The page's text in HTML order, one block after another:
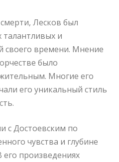
Лесков был
и
своего времени. Мнение
было
Многие его
его уникальный стиль
с Достоевским по
чувства и глубине
его произведениях